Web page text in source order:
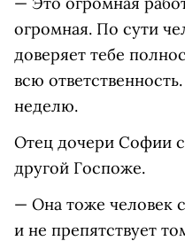
огромная. По сути
доверяет тебе
всю
неделю.
Отец дочери Софии
другой Госпоже.
— Она тоже человек
и не препятствует